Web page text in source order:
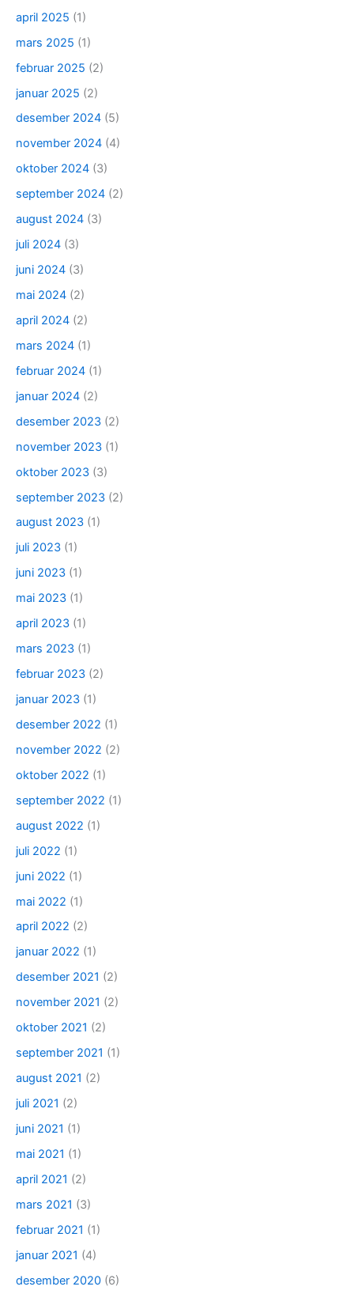
april 2025 (1)
mars 2025 (1)
februar 2025 (2)
januar 2025 (2)
desember 2024 (5)
november 2024 (4)
oktober 2024 (3)
september 2024 (2)
august 2024 (3)
juli 2024 (3)
juni 2024 (3)
mai 2024 (2)
april 2024 (2)
mars 2024 (1)
februar 2024 (1)
januar 2024 (2)
desember 2023 (2)
november 2023 (1)
oktober 2023 (3)
september 2023 (2)
august 2023 (1)
juli 2023 (1)
juni 2023 (1)
mai 2023 (1)
april 2023 (1)
mars 2023 (1)
februar 2023 (2)
januar 2023 (1)
desember 2022 (1)
november 2022 (2)
oktober 2022 (1)
september 2022 (1)
august 2022 (1)
juli 2022 (1)
juni 2022 (1)
mai 2022 (1)
april 2022 (2)
januar 2022 (1)
desember 2021 (2)
november 2021 (2)
oktober 2021 (2)
september 2021 (1)
august 2021 (2)
juli 2021 (2)
juni 2021 (1)
mai 2021 (1)
april 2021 (2)
mars 2021 (3)
februar 2021 (1)
januar 2021 (4)
desember 2020 (6)